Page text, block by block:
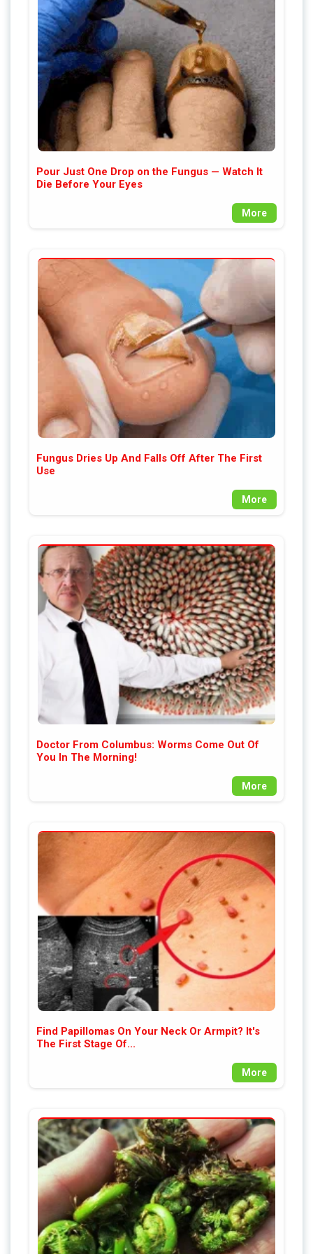
Pour Just One Drop on the Fungus — Watch It
Die Before Your Eyes
More
Fungus Dries Up And Falls Off After The First
Use
More
Doctor From Columbus: Worms Come Out Of
You In The Morning!
More
Find Papillomas On Your Neck Or Armpit? It's
The First Stage Of...
More